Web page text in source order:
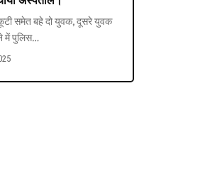
समेत बहे दो युवक, दूसरे युवक
में पुलिस…